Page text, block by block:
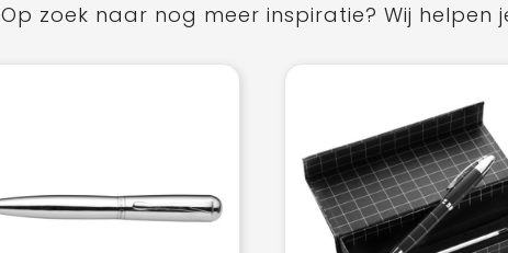
Op zoek naar nog meer inspiratie? Wij helpen